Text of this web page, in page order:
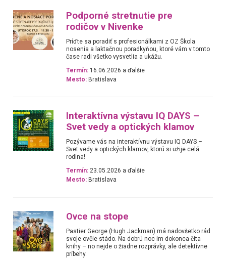
Podporné stretnutie pre
rodičov v Nivenke
Príďte sa poradiť s profesionálkami z OZ Škola
nosenia a laktačnou poradkyňou, ktoré vám v tomto
čase radi všetko vysvetlia a ukážu.
Termín: 16.06.2026 a ďalšie
Mesto: Bratislava
Interaktívna výstavu IQ DAYS –
Svet vedy a optických klamov
Pozývame vás na interaktívnu výstavu IQ DAYS –
Svet vedy a optických klamov, ktorú si užije celá
rodina!
Termín: 23.05.2026 a ďalšie
Mesto: Bratislava
Ovce na stope
Pastier George (Hugh Jackman) má nadovšetko rád
svoje ovčie stádo. Na dobrú noc im dokonca číta
knihy – no nejde o žiadne rozprávky, ale detektívne
príbehy.